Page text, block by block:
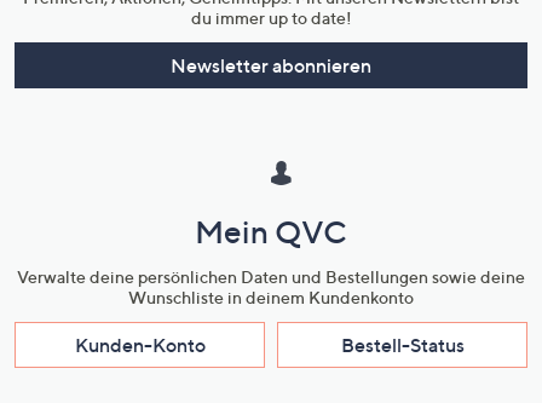
du immer up to date!
Newsletter abonnieren
Mein QVC
Verwalte deine persönlichen Daten und Bestellungen sowie deine
Wunschliste in deinem Kundenkonto
Kunden-Konto Bestell-Status